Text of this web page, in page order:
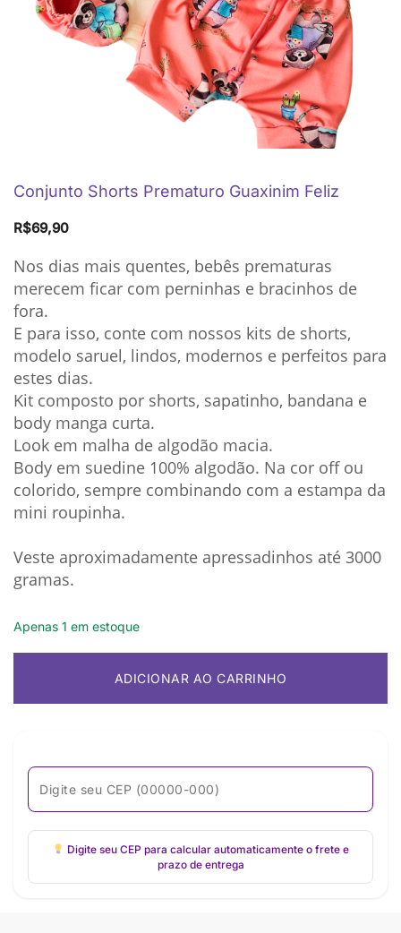
Conjunto Shorts Prematuro Guaxinim Feliz
R$69,90
Nos dias mais quentes, bebês prematuras
merecem ficar com perninhas e bracinhos de
fora.
E para isso, conte com nossos kits de shorts,
modelo saruel, lindos, modernos e perfeitos para
estes dias.
Kit composto por shorts, sapatinho, bandana e
body manga curta.
Look em malha de algodão macia.
Body em suedine 100% algodão. Na cor off ou
colorido, sempre combinando com a estampa da
mini roupinha.
Veste aproximadamente apressadinhos até 3000
gramas.
Apenas 1 em estoque
ADICIONAR AO CARRINHO
Digite seu CEP para calcular automaticamente o frete e
prazo de entrega